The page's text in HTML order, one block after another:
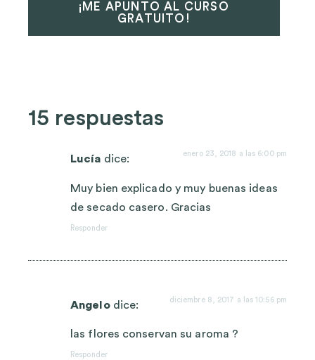
¡ME APUNTO AL CURSO
GRATUITO!
15 respuestas
Lucía dice: enero 23, 2018 a las 6:00 pm
Muy bien explicado y muy buenas ideas
de secado casero. Gracias
Responder
Angelo dice: diciembre 8, 2017 a las 10:56 pm
las flores conservan su aroma ?
Responder